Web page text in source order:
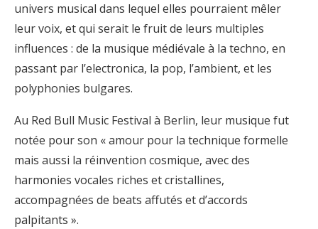
univers musical dans lequel elles pourraient mêler
leur voix, et qui serait le fruit de leurs multiples
influences : de la musique médiévale à la techno, en
passant par l’electronica, la pop, l’ambient, et les
polyphonies bulgares.
Au Red Bull Music Festival à Berlin, leur musique fut
notée pour son « amour pour la technique formelle
mais aussi la réinvention cosmique, avec des
harmonies vocales riches et cristallines,
accompagnées de beats affutés et d’accords
palpitants ».